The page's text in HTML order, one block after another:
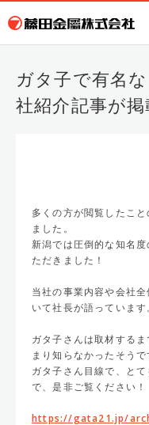
ガタ子で有名
社紹介記事が
多くの方が閲覧したこ
ました。
新潟では圧倒的な知名
ただきました！
当社の事業内容や会社
いて社長が語っています
ガタ子さんは取材する
まり知らなかったそうで
ガタ子さん目線で、と
で、是非ご覧ください！
https://gata21.jp/